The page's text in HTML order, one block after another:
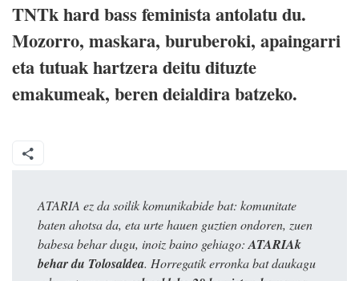
TNTk hard bass feminista antolatu du.
Mozorro, maskara, buruberoki, apaingarri
eta tutuak hartzera deitu dituzte
emakumeak, beren deialdira batzeko.
ATARIA ez da soilik komunikabide bat: komunitate
baten ahotsa da, eta urte hauen guztien ondoren, zuen
babesa behar dugu, inoiz baino gehiago: ATARIAk
behar du Tolosaldea. Horregatik erronka bat daukagu